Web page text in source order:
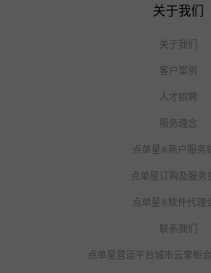
关于我们
关于我们
客户案例
人才招聘
服务理念
点单星®商户服务
点单星订购及服务
点单星®软件代理
联系我们
点单星营运平台城市云掌柜